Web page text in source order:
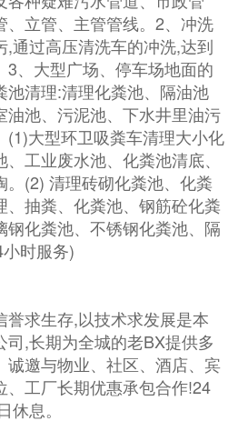
、立管、主管管线。2、冲洗
通过高压清洗车的冲洗,达到
、大型广场、停车场地面的
池清理:清理化粪池、隔油池
油池、污泥池、下水井里油污
(1)大型环卫吸粪车清理大小化
工业废水池、化粪池清底、
(2) 清理砖砌化粪池、化粪
抽粪、化粪池、钢筋砼化粪
化粪池、不锈钢化粪池、隔
时服务)
求生存,以技术求发展是本
,长期为全城的老BX提供多
诚邀与物业、社区、酒店、宾
、工厂长期优惠承包合作!24
息。